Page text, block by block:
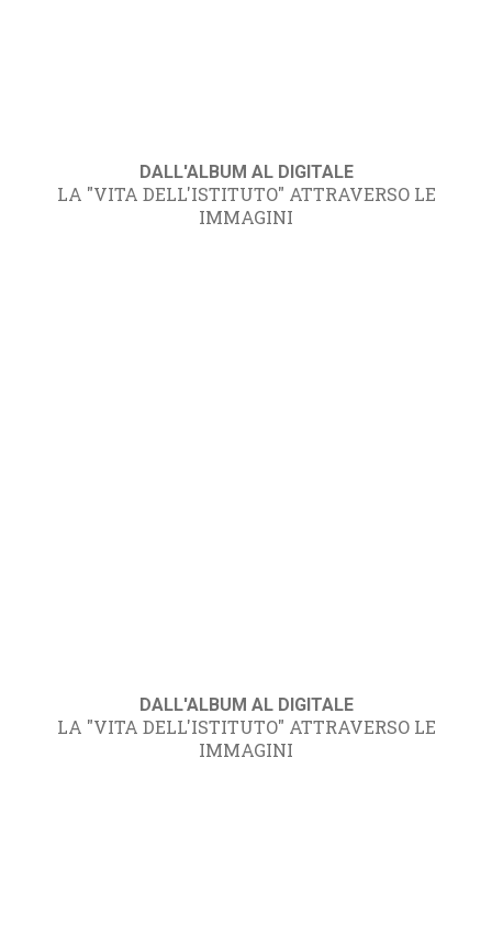
DALL'ALBUM AL DIGITALE
LA "VITA DELL'ISTITUTO" ATTRAVERSO LE
IMMAGINI
DALL'ALBUM AL DIGITALE
LA "VITA DELL'ISTITUTO" ATTRAVERSO LE
IMMAGINI